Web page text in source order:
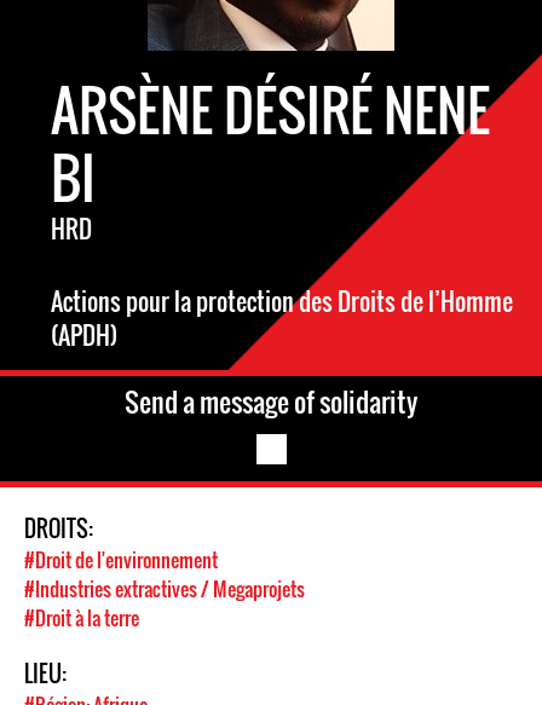
ARSÈNE DÉSIRÉ NENE
BI
HRD
Actions pour la protection des Droits de l’Homme
(APDH)
Send a message of solidarity
DROITS:
#Droit de l'environnement
#Industries extractives / Megaprojets
#Droit à la terre
LIEU: